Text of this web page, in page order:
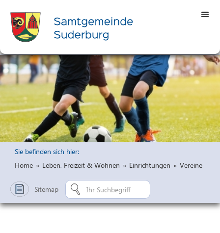
Sie befinden sich hier:
Home » Leben, Freizeit & Wohnen » Einrichtungen » Vereine
Sitemap